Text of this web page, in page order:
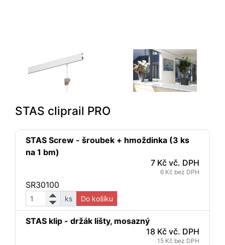
STAS cliprail PRO
STAS Screw - šroubek + hmoždinka (3 ks
na 1 bm)
7 Kč vč. DPH
6 Kč bez DPH
SR30100
ks Do košíku
STAS klip - držák lišty, mosazný
18 Kč vč. DPH
15 Kč bez DPH